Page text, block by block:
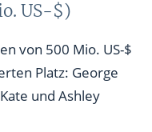
US-$)
von 500 Mio. US-$
Platz: George
und Ashley